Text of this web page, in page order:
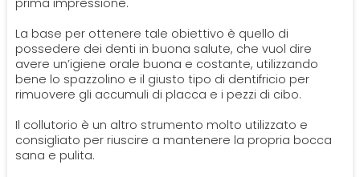
Impianti
Ponte Dentale
prima impressione.
La base per ottenere tale obiettivo è quello di
possedere dei denti in buona salute, che vuol dire
avere un’igiene orale buona e costante, utilizzando
bene lo spazzolino e il giusto tipo di dentifricio per
rimuovere gli accumuli di placca e i pezzi di cibo.
Il collutorio è un altro strumento molto utilizzato e
consigliato per riuscire a mantenere la propria bocca
sana e pulita.